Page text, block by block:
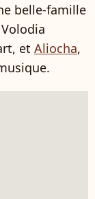
belle-famille
et Aliocha,